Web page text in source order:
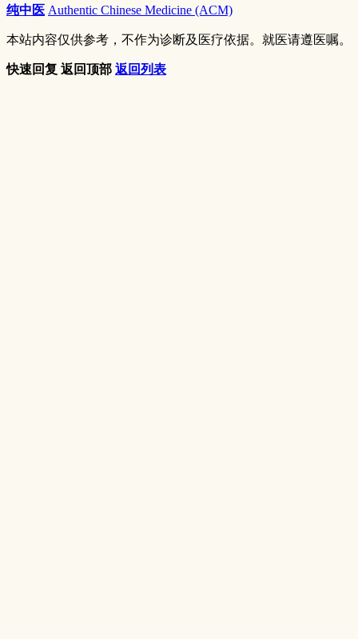
纯中医 Authentic Chinese Medicine (ACM)
本站内容仅供参考，不作为诊断及医疗依据。就医请遵医嘱。
快速回复 返回顶部 返回列表